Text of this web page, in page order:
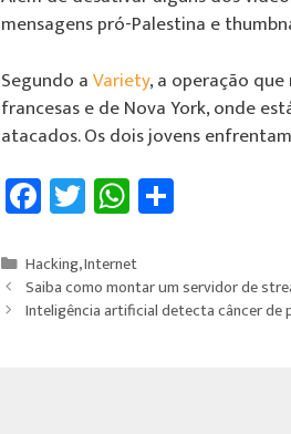
mensagens pró-Palestina e
Segundo aVariety, a operação
francesas e de Nova York, onde
atacados. Os dois jovens
Fa
ce
b
o
ok
T
wi
tt
er
W
h
at
sA
Hacking,Internet
Saiba como montar um servidor de
Inteligência artificial detecta câncer de